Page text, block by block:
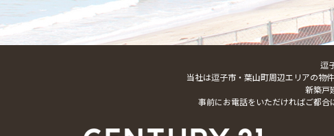
逗
当社は逗子市・葉山町周辺エリアの物
新築戸
事前にお電話をいただければご都合